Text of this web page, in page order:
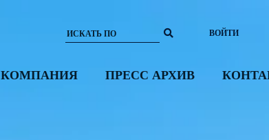
ВОЙТИ
КОМПАНИЯ ПРЕСС АРХИВ